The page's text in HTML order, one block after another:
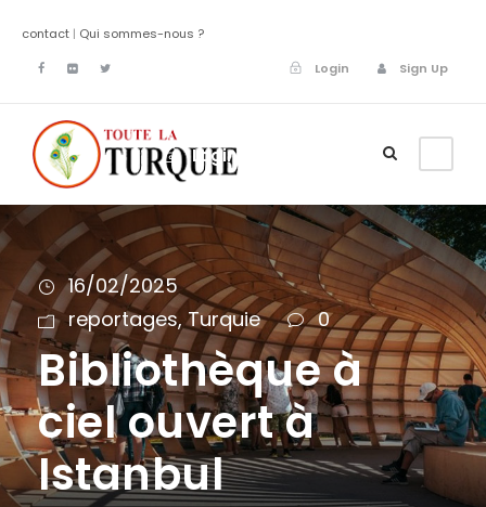
contact | Qui sommes-nous ?
Login
Sign Up
Login
16/02/2025
reportages, Turquie 0
Bibliothèque à
ciel ouvert à
Istanbul